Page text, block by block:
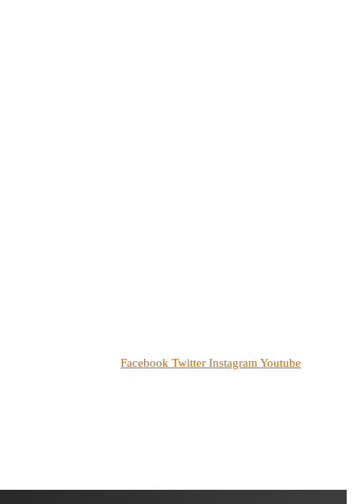
Facebook Twitter Instagram Youtube